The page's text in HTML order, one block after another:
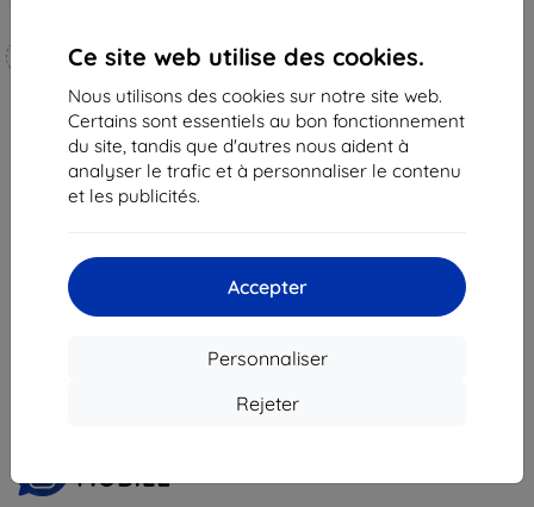
Ce site web utilise des cookies.
Nous utilisons des cookies sur notre site web.
Certains sont essentiels au bon fonctionnement
du site, tandis que d'autres nous aident à
analyser le trafic et à personnaliser le contenu
et les publicités.
Accepter
Personnaliser
Rejeter
Fabriqué sur mesure
20,90 €
18,82 €
En stock 3 pièces
du total